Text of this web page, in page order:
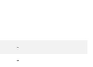
-
-